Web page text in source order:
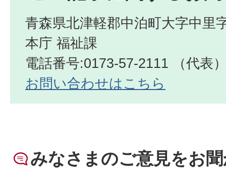
青森県北津軽郡中泊町大字中里
本庁 福祉課
電話番号:0173-57-2111 （代表
お問い合わせはこちら
みなさまのご意見をお